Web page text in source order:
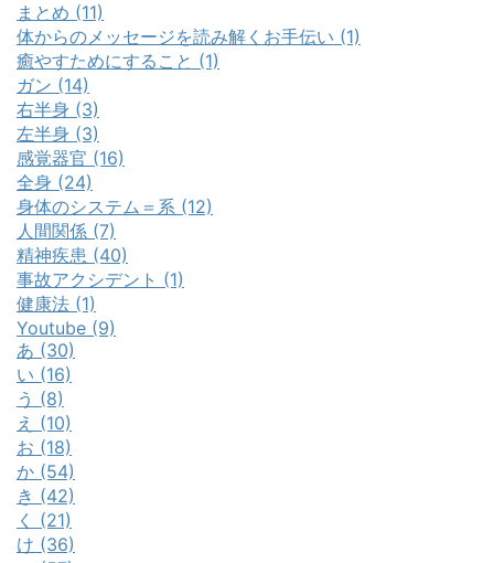
まとめ (11)
体からのメッセージを読み解くお手伝い (1)
癒やすためにすること (1)
ガン (14)
右半身 (3)
左半身 (3)
感覚器官 (16)
全身 (24)
身体のシステム＝系 (12)
人間関係 (7)
精神疾患 (40)
事故アクシデント (1)
健康法 (1)
Youtube (9)
あ (30)
い (16)
う (8)
え (10)
お (18)
か (54)
き (42)
く (21)
け (36)